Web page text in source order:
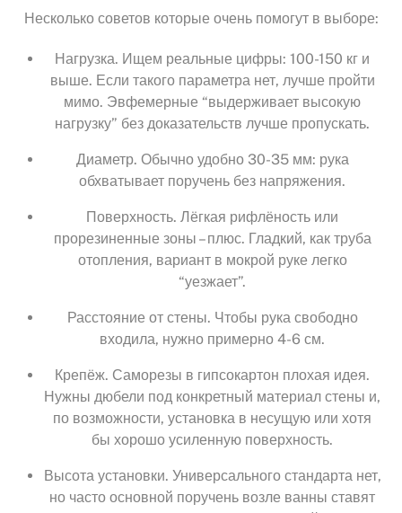
Несколько советов которые очень помогут в выборе:
Нагрузка. Ищем реальные цифры: 100-150 кг и
выше. Если такого параметра нет, лучше пройти
мимо. Эвфемерные “выдерживает высокую
нагрузку” без доказательств лучше пропускать.
Диаметр. Обычно удобно 30-35 мм: рука
обхватывает поручень без напряжения.
Поверхность. Лёгкая рифлёность или
прорезиненные зоны – плюс. Гладкий, как труба
отопления, вариант в мокрой руке легко
“уезжает”.
Расстояние от стены. Чтобы рука свободно
входила, нужно примерно 4-6 см.
Крепёж. Саморезы в гипсокартон плохая идея.
Нужны дюбели под конкретный материал стены и,
по возможности, установка в несущую или хотя
бы хорошо усиленную поверхность.
Высота установки. Универсального стандарта нет,
но часто основной поручень возле ванны ставят